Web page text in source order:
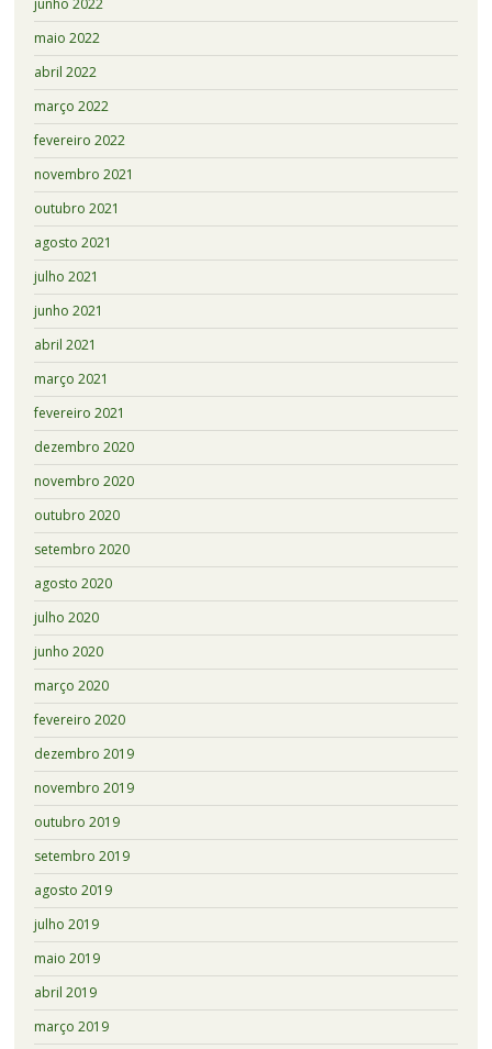
junho 2022
maio 2022
abril 2022
março 2022
fevereiro 2022
novembro 2021
outubro 2021
agosto 2021
julho 2021
junho 2021
abril 2021
março 2021
fevereiro 2021
dezembro 2020
novembro 2020
outubro 2020
setembro 2020
agosto 2020
julho 2020
junho 2020
março 2020
fevereiro 2020
dezembro 2019
novembro 2019
outubro 2019
setembro 2019
agosto 2019
julho 2019
maio 2019
abril 2019
março 2019